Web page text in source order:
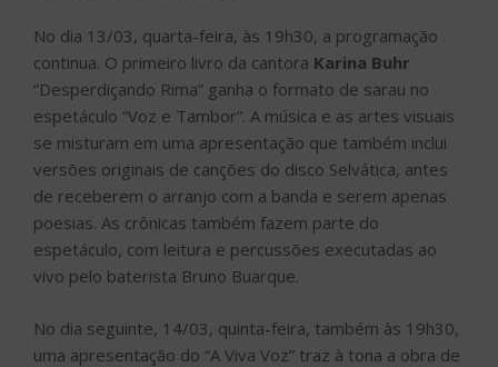
No dia 13/03, quarta-feira, às 19h30, a programação
continua. O primeiro livro da cantora Karina Buhr
“Desperdiçando Rima” ganha o formato de sarau no
espetáculo “Voz e Tambor”. A música e as artes visuais
se misturam em uma apresentação que também inclui
versões originais de canções do disco Selvática, antes
de receberem o arranjo com a banda e serem apenas
poesias. As crônicas também fazem parte do
espetáculo, com leitura e percussões executadas ao
vivo pelo baterista Bruno Buarque.
No dia seguinte, 14/03, quinta-feira, também às 19h30,
uma apresentação do “A Viva Voz” traz à tona a obra de